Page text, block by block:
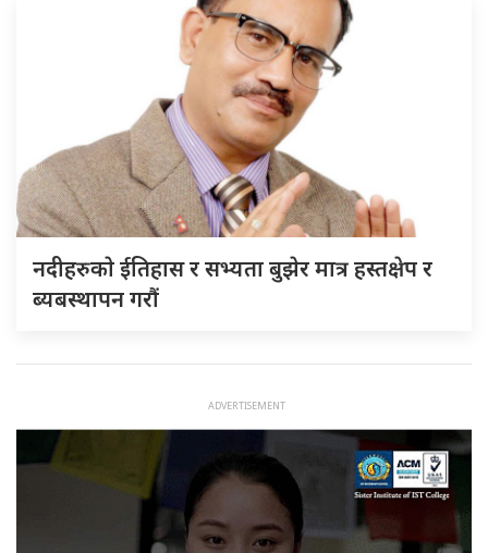
नदीहरुकाे ईतिहास र सभ्यता बुझेर मात्र हस्तक्षेप र
ब्यबस्थापन गराैं